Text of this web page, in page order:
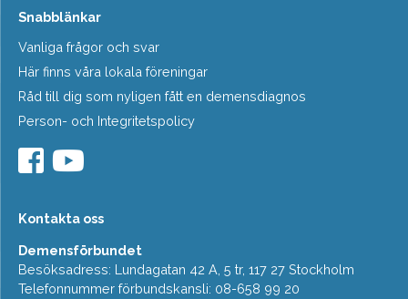
Snabblänkar
Vanliga frågor och svar
Här finns våra lokala föreningar
Råd till dig som nyligen fått en demensdiagnos
Person- och Integritetspolicy
Kontakta oss
Demensförbundet
Besöksadress: Lundagatan 42 A, 5 tr, 117 27 Stockholm
Telefonnummer förbundskansli: 08-658 99 20